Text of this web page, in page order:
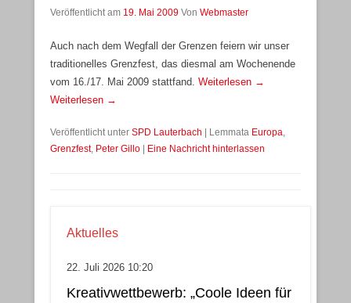
Veröffentlicht am 19. Mai 2009 Von Webmaster
Auch nach dem Wegfall der Grenzen feiern wir unser
traditionelles Grenzfest, das diesmal am Wochenende
vom 16./17. Mai 2009 stattfand. Weiterlesen →
Weiterlesen →
Veröffentlicht unter SPD Lauterbach Lemmata Europa,
Grenzfest, Peter Gillo Eine Nachricht hinterlassen
Aktuelles
22. Juli 2026 10:20
Kreativwettbewerb: „Coole Ideen für